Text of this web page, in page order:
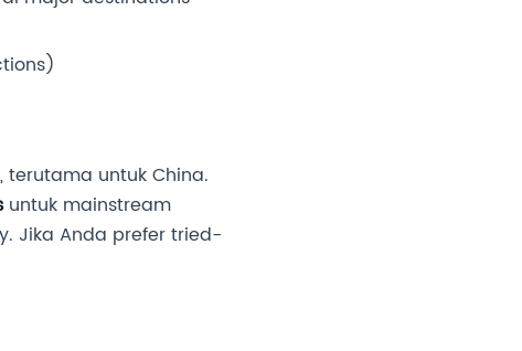
, terutama untuk China.
untuk mainstream
Jika Anda prefer tried-